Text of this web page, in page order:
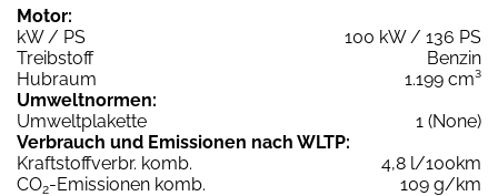
Motor:
kW / PS
100 kW / 136 PS
Treibstoff
Benzin
Hubraum
1.199 cm³
Umweltnormen:
Umweltplakette
1 (None)
Verbrauch und Emissionen nach WLTP:
Kraftstoffverbr. komb.
4,8 l/100km
CO2-Emissionen komb.
109 g/km